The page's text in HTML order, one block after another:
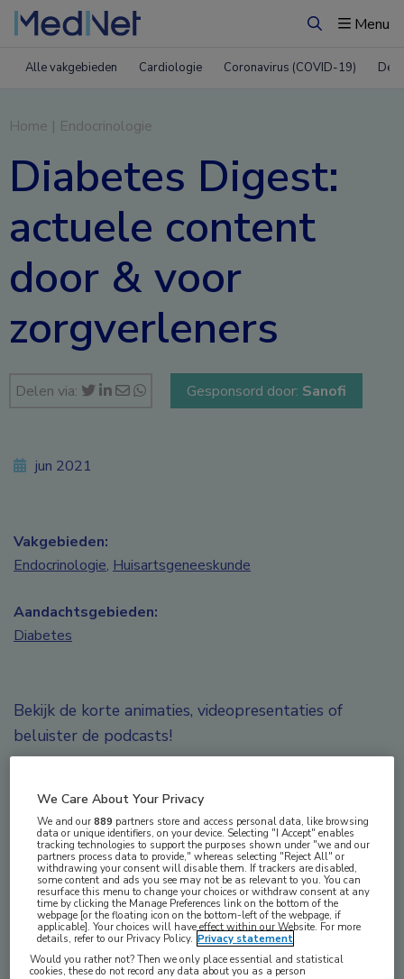
ZoekenMenu
Alle vakgebieden Cardiologie Coronavirus (COVID-19)
Home | Endocrinologie
Diabetes Digest:
actuele content
door & voor
zorgverleners
Delen via: Gesponsord door: Sanofi
Bekijk de korte animaties, videopresentaties of
beluister de podcasts!
psychologisch gebied? Hoe motiveert u patiënten
bij eenleefstijlverandering? En welke
technologieënkunnen de diabetesbehandeling
ondersteunen? Ontdek het met Diabetes Digest!
jun 2021
Vakgebieden:
Endocrinologie, Huisartsgeneeskunde
Aandachtsgebieden:
Diabetes
We Care About Your Privacy
We and our889 partners store and access personal data, like browsing
data or unique identifiers, on your device. Selecting "I Accept" enables
tracking technologies to support the purposes shown under "we and our
partners process data to provide," whereas selecting "Reject All" or
withdrawing your consent will disable them. If trackers are disabled,
some content and ads you see may not be as relevant to you. You can
resurface this menu to change your choices or withdraw consent at any
time by clicking the Manage Preferences link on the bottom of the
webpage [or the floating icon on the bottom-left of the webpage, if
applicable]. Your choices will have effect within our Website. For more
details, refer to our Privacy Policy. Privacy statement
Would you rather not? Then we only place essential and statistical
cookies, these do not record any data about you as a person